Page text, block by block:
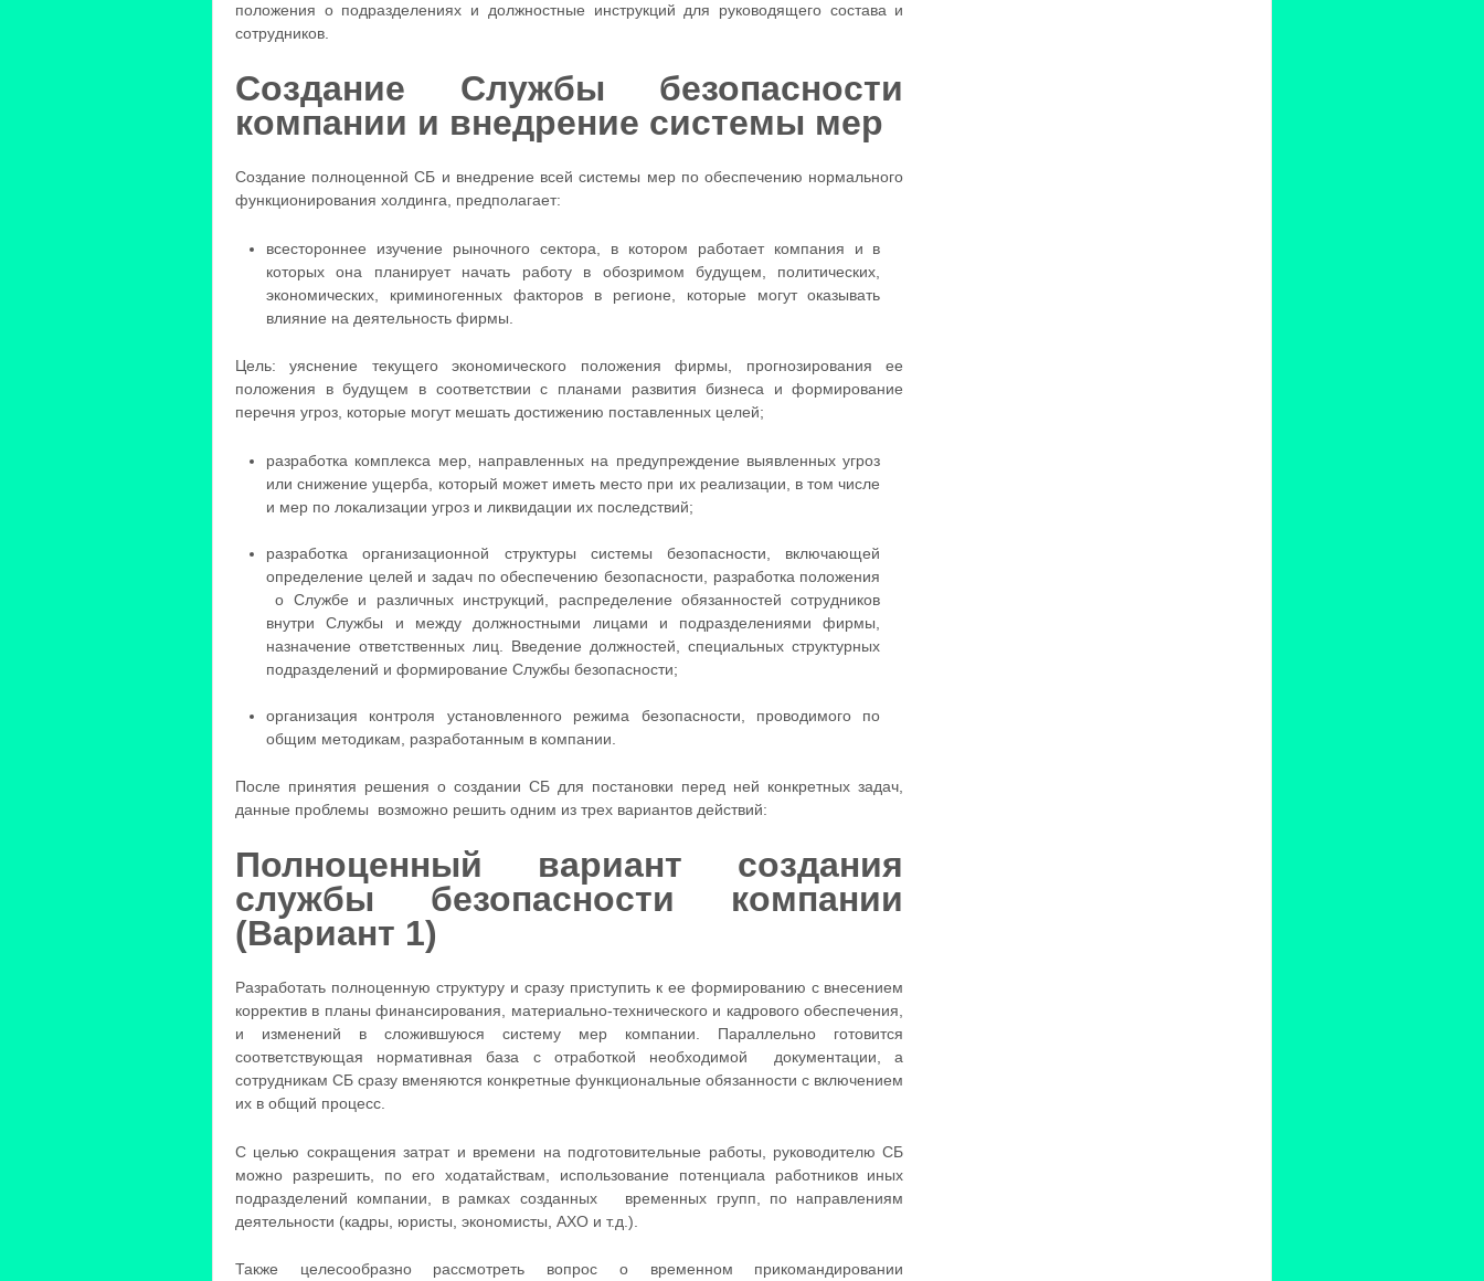
положения о подразделениях и должностные инструкций для руководящего состава и
сотрудников.
Создание Службы безопасности
компании и внедрение системы мер
Создание полноценной СБ и внедрение всей системы мер по обеспечению нормального
функционирования холдинга, предполагает:
всестороннее изучение рыночного сектора, в котором работает компания и в
которых она планирует начать работу в обозримом будущем, политических,
экономических, криминогенных факторов в регионе, которые могут оказывать
влияние на деятельность фирмы.
Цель: уяснение текущего экономического положения фирмы, прогнозирования ее
положения в будущем в соответствии с планами развития бизнеса и формирование
перечня угроз, которые могут мешать достижению поставленных целей;
разработка комплекса мер, направленных на предупреждение выявленных угроз
или снижение ущерба, который может иметь место при их реализации, в том числе
и мер по локализации угроз и ликвидации их последствий;
разработка организационной структуры системы безопасности, включающей
определение целей и задач по обеспечению безопасности, разработка положения
о Службе и различных инструкций, распределение обязанностей сотрудников
внутри Службы и между должностными лицами и подразделениями фирмы,
назначение ответственных лиц. Введение должностей, специальных структурных
подразделений и формирование Службы безопасности;
организация контроля установленного режима безопасности, проводимого по
общим методикам, разработанным в компании.
После принятия решения о создании СБ для постановки перед ней конкретных задач,
данные проблемы возможно решить одним из трех вариантов действий:
Полноценный вариант создания
службы безопасности компании
(Вариант 1)
Разработать полноценную структуру и сразу приступить к ее формированию с внесением
корректив в планы финансирования, материально-технического и кадрового обеспечения,
и изменений в сложившуюся систему мер компании. Параллельно готовится
соответствующая нормативная база с отработкой необходимой документации, а
сотрудникам СБ сразу вменяются конкретные функциональные обязанности с включением
их в общий процесс.
С целью сокращения затрат и времени на подготовительные работы, руководителю СБ
можно разрешить, по его ходатайствам, использование потенциала работников иных
подразделений компании, в рамках созданных временных групп, по направлениям
деятельности (кадры, юристы, экономисты, АХО и т.д.).
Также целесообразно рассмотреть вопрос о временном прикомандировании